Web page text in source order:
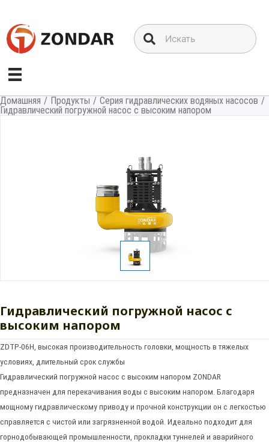
содержимому
Домашняя / Продукты / Серия гидравлических водяных насосов /
Гидравлический погружной насос с высоким напором
Гидравлический погружной насос с
высоким напором
ZDTP-06H, высокая производительность головки, мощность в тяжелых
условиях, длительный срок службы
Гидравлический погружной насос с высоким напором ZONDAR
предназначен для перекачивания воды с высоким напором. Благодаря
мощному гидравлическому приводу и прочной конструкции он с легкостью
справляется с чистой или загрязненной водой. Идеально подходит для
горнодобывающей промышленности, прокладки туннелей и аварийного